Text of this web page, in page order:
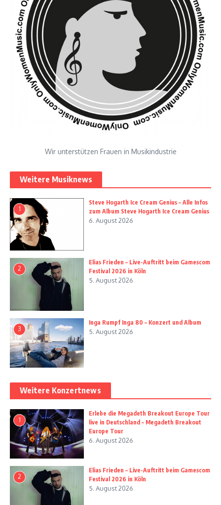
Wir unterstützen Frauen in Musikindustrie
Weitere Musiknews
1
Steve Hogarth Ice Cream Genius – Alle Infos
zum Album Steve Hogarth Ice Cream Genius
6. August 2026
2
Elias Frieden – Live-Auftritt beim Gamescom
Festival 2026 in Köln
5. August 2026
3
Inga Rumpf Inga 80 – Konzert und Album
5. August 2026
Weitere Konzertnews
1
Erlebe die Megadeth Breakout Europe Tour
live in Deutschland – Megadeth Breakout
Europe Tour
6. August 2026
2
Elias Frieden – Live-Auftritt beim Gamescom
Festival 2026 in Köln
5. August 2026